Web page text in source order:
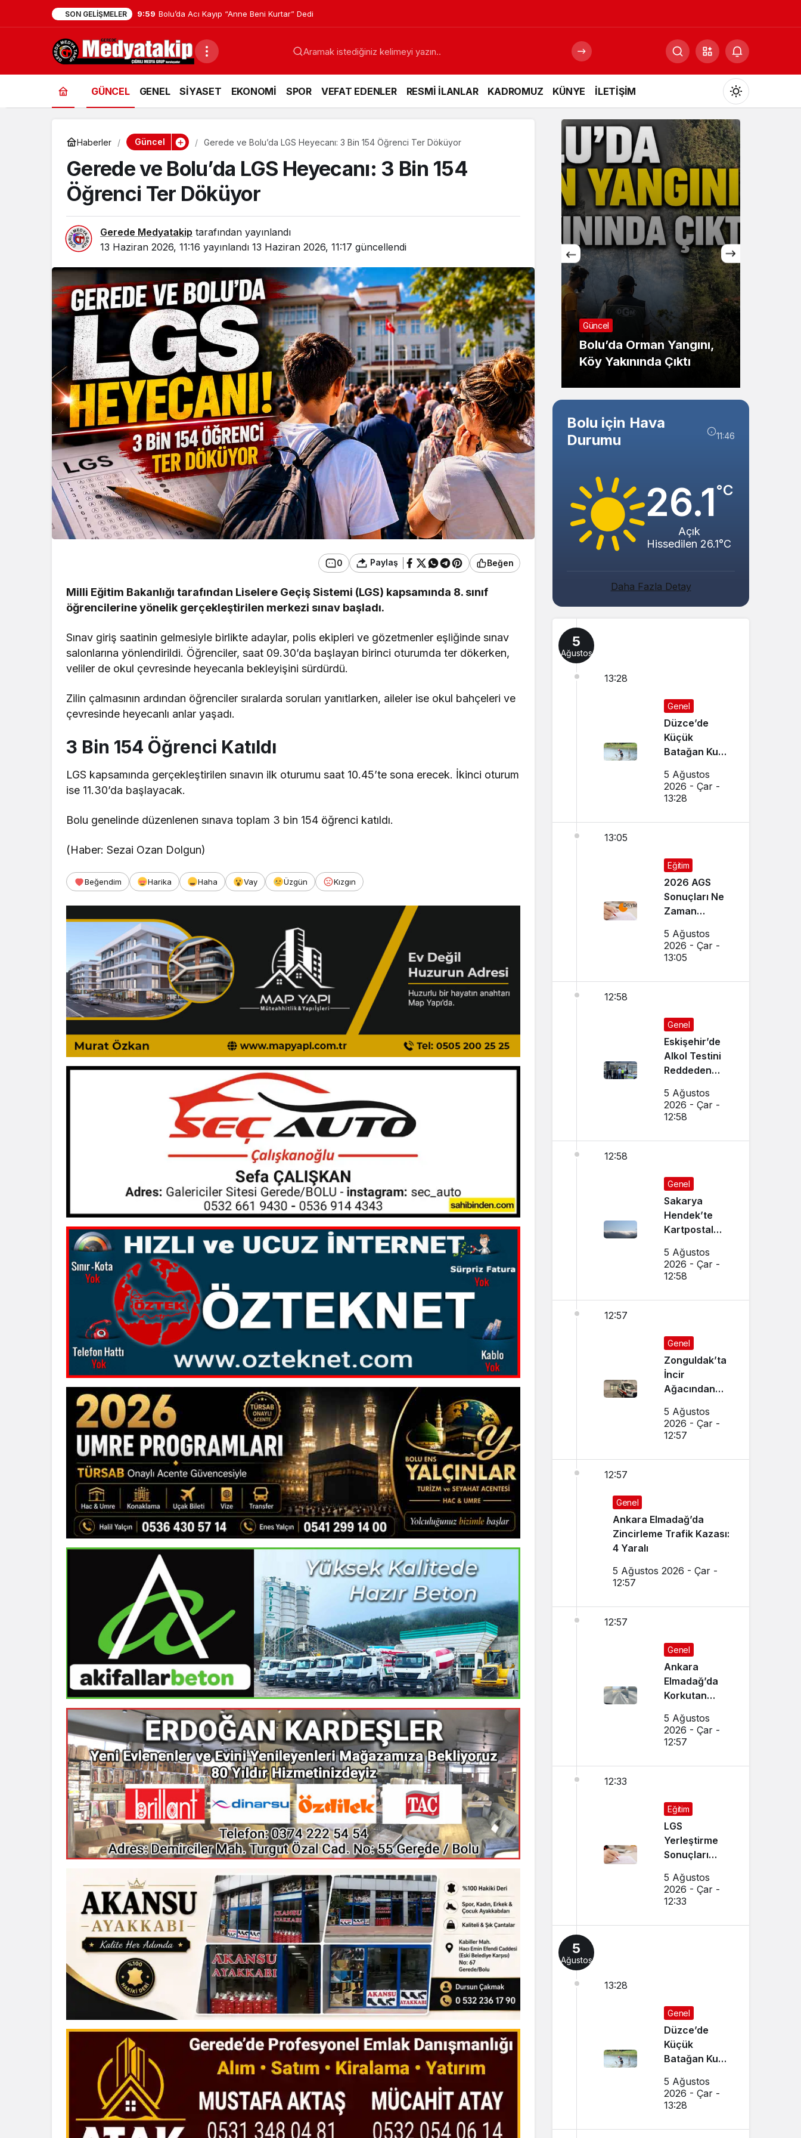
SON GELIŞMELER 9:59 Bolu’da Acı Kayıp “Anne Beni Kurtar” Dedi
GÜNCEL GENEL SİYASET EKONOMİ SPOR VEFAT EDENLER RESMİ İLANLAR KADROMUZ KÜNYE İLETİŞİM
Mod
değiştir
Gündüz Modu
Gündüz modunu seçin.
Gece Modu
Gece modunu seçin.
Sistem Modu
Sistem modunu seçin.
Haberler Güncel Gerede ve Bolu’da LGS Heyecanı: 3 Bin 154 Öğrenci Ter Döküyor
Gerede ve Bolu’da LGS Heyecanı: 3 Bin 154
Öğrenci Ter Döküyor
Gerede Medyatakip tarafından yayınlandı
13 Haziran 2026, 11:16 yayınlandı 13 Haziran 2026, 11:17 güncellendi
0 Paylaş Beğen
Milli Eğitim Bakanlığı tarafından Liselere Geçiş Sistemi (LGS) kapsamında 8. sınıf
öğrencilerine yönelik gerçekleştirilen merkezi sınav başladı.
Sınav giriş saatinin gelmesiyle birlikte adaylar, polis ekipleri ve gözetmenler eşliğinde sınav
salonlarına yönlendirildi. Öğrenciler, saat 09.30’da başlayan birinci oturumda ter dökerken,
veliler de okul çevresinde heyecanla bekleyişini sürdürdü.
Zilin çalmasının ardından öğrenciler sıralarda soruları yanıtlarken, aileler ise okul bahçeleri ve
çevresinde heyecanlı anlar yaşadı.
3 Bin 154 Öğrenci Katıldı
LGS kapsamında gerçekleştirilen sınavın ilk oturumu saat 10.45’te sona erecek. İkinci oturum
ise 11.30’da başlayacak.
Bolu genelinde düzenlenen sınava toplam 3 bin 154 öğrenci katıldı.
(Haber: Sezai Ozan Dolgun)
Beğendim Harika Haha Vay Üzgün Kızgın
Güncel
Gerede’de Deprem
Oldu: AFAD ve Kandilli
Duyurdu
Güncel
Bolu’da Acı Kayıp “Anne
Beni Kurtar” Dedi
Güncel
Bolu’da Orman Yangını,
Köy Yakınında Çıktı
Bolu için Hava
Durumu
11:46
26.1°C
Açık
Hissedilen 26.1°C
Daha Fazla Detay
5
Ağustos
13:28
Genel
Düzce’de
Küçük
Batağan Kuşu
5 Ağustos
2026 - Çar -
13:28
13:05
Eğitim
2026 AGS
Sonuçları Ne
Zaman
Sonuçlar
Nereden
5 Ağustos
2026 - Çar -
13:05
12:58
Genel
Eskişehir’de
Alkol Testini
Reddeden
Sürücüye 390
Bin TL Ceza
5 Ağustos
2026 - Çar -
12:58
12:58
Genel
Sakarya
Hendek’te
Kartpostal
Büyüledi
5 Ağustos
2026 - Çar -
12:58
12:57
Genel
Zonguldak’ta
İncir
Ağacından
Ağır
Yaralandı
5 Ağustos
2026 - Çar -
12:57
12:57
Genel
Ankara Elmadağ’da
Zincirleme Trafik Kazası:
4 Yaralı
5 Ağustos 2026 - Çar -
12:57
12:57
Genel
Ankara
Elmadağ’da
Korkutan
Yangını
5 Ağustos
2026 - Çar -
12:57
12:33
Eğitim
LGS
Yerleştirme
Sonuçları
Sonuçlar
Nereden
Nakil
5 Ağustos
2026 - Çar -
12:33
5
Ağustos
13:28
Genel
Düzce’de
Küçük
Batağan Kuşu
5 Ağustos
2026 - Çar -
13:28